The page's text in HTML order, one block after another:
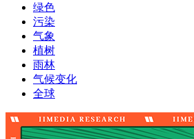
绿色
污染
气象
植树
雨林
气候变化
全球